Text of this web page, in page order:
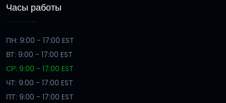
Часы работы
ПН: 9:00 - 17:00 EST
ВТ: 9:00 - 17:00 EST
СР: 9:00 - 17:00 EST
ЧТ: 9:00 - 17:00 EST
ПТ: 9:00 - 17:00 EST